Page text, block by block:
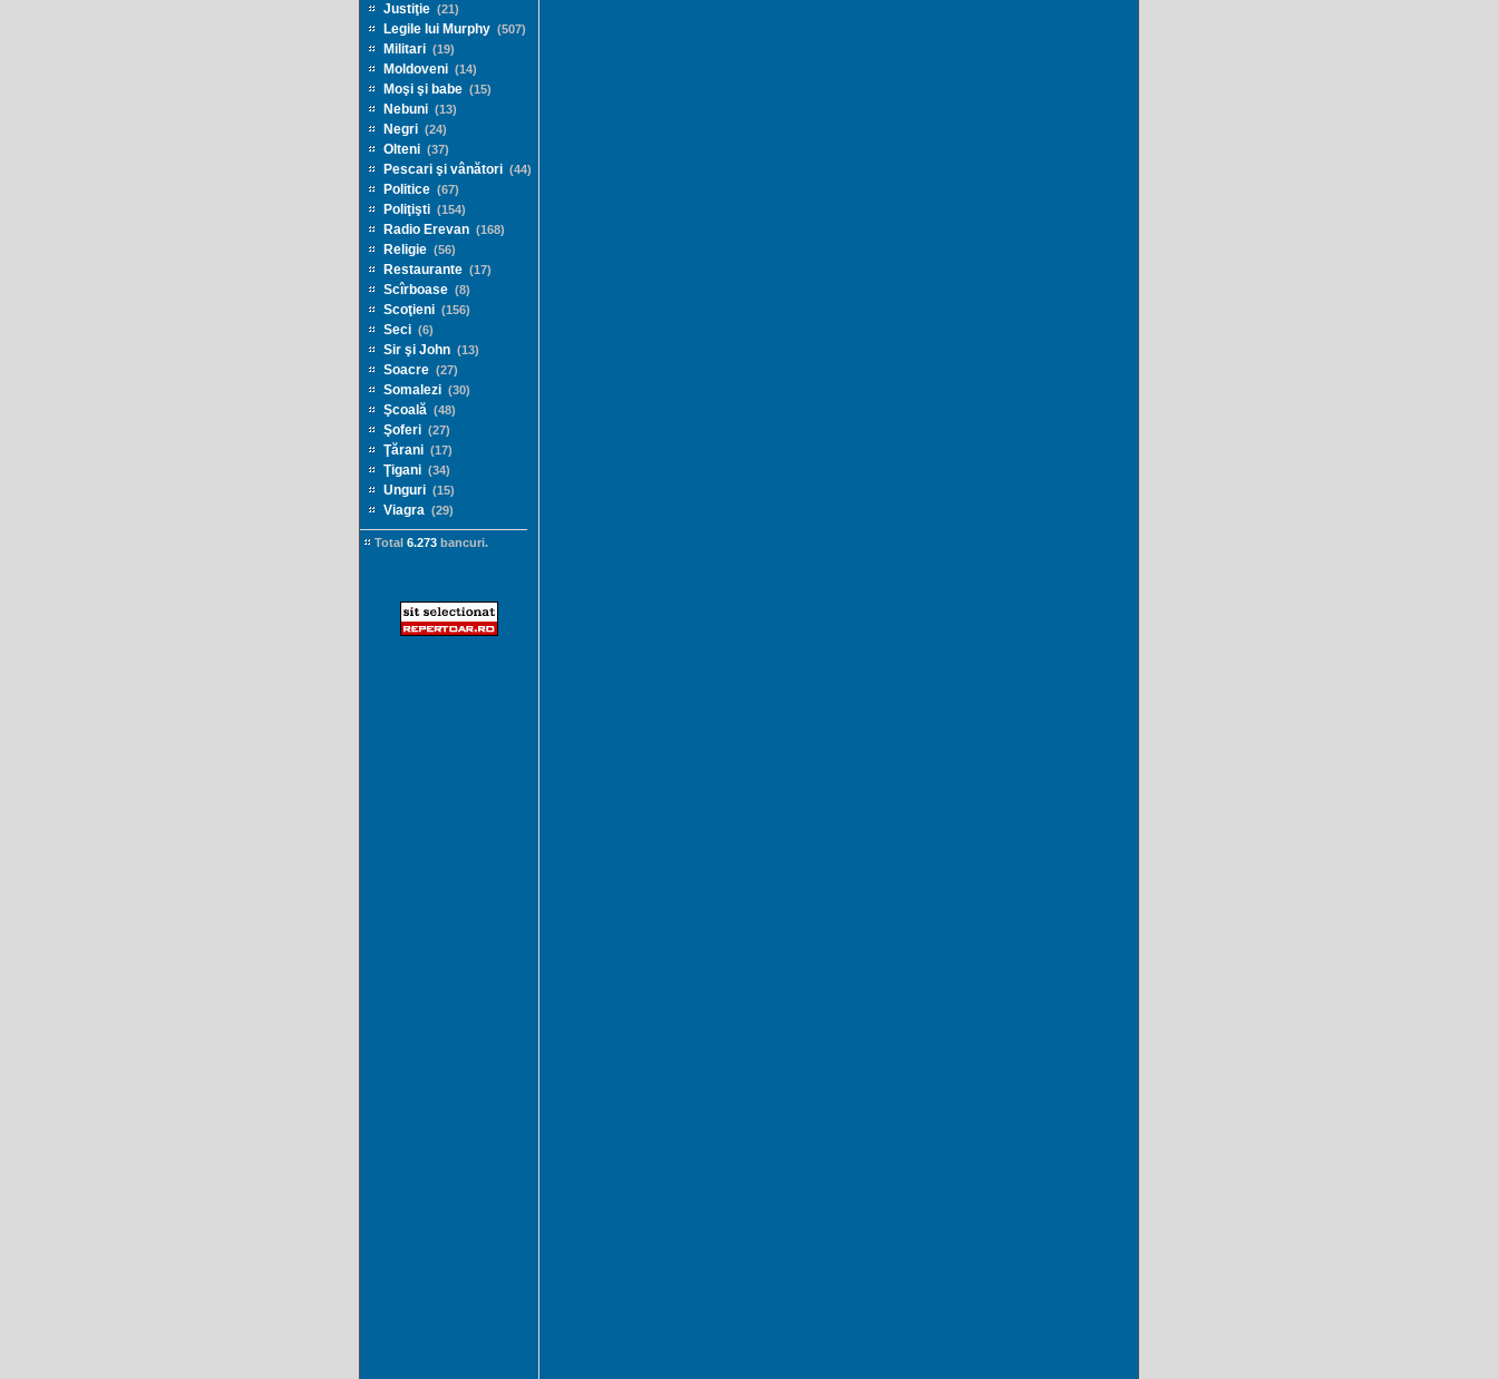
Justiţie (21)
Legile lui Murphy (507)
Militari (19)
Moldoveni (14)
Moşi şi babe (15)
Nebuni (13)
Negri (24)
Olteni (37)
Pescari şi vânători (44)
Politice (67)
Poliţişti (154)
Radio Erevan (168)
Religie (56)
Restaurante (17)
Scîrboase (8)
Scoţieni (156)
Seci (6)
Sir şi John (13)
Soacre (27)
Somalezi (30)
Şcoală (48)
Şoferi (27)
Ţărani (17)
Ţigani (34)
Unguri (15)
Viagra (29)
Total 6.273 bancuri.